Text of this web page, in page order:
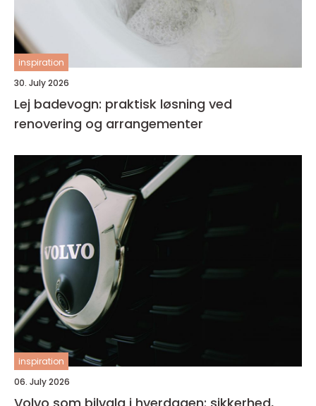
inspiration
30. July 2026
Lej badevogn: praktisk løsning ved
renovering og arrangementer
inspiration
06. July 2026